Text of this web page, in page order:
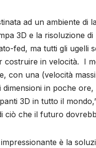
ad un ambiente di
3D e la risoluzione
fed, ma tutti gli
costruire in velocità. I
con una (velocità
dimensioni in poche
3D in tutto il
ciò che il futuro
è la